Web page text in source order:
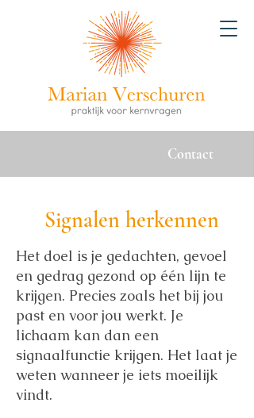
Contact
Signalen herkennen
Het doel is je gedachten, gevoel
en gedrag gezond op één lijn te
krijgen. Precies zoals het bij jou
past en voor jou werkt. Je
lichaam kan dan een
signaalfunctie krijgen. Het laat je
weten wanneer je iets moeilijk
vindt.